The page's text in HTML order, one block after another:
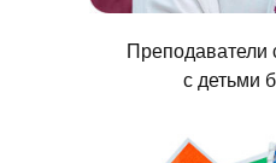
Преподаватели
с детьми